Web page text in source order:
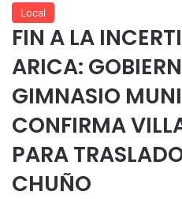
Local
FIN A LA
ARICA:
GIMNASIO
CONFIRMA
PARA
CHUÑO